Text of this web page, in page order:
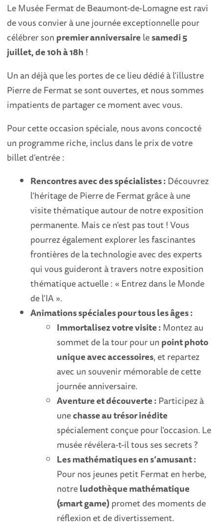
Le Musée Fermat de Beaumont-de-Lomagne est ravi
de vous convier à une journée exceptionnelle pour
célébrer son premier anniversaire lesamedi 5
juillet, de 10h à 18h !
Un an déjà que les portes de ce lieu dédié à l’illustre
Pierre de Fermat se sont ouvertes, et nous sommes
impatients de partager ce moment avec vous.
Pour cette occasion spéciale, nous avons concocté
un programme riche, inclus dans le prix de votre
billet d’entrée :
Rencontres avec des spécialistes : Découvrez
l’héritage de Pierre de Fermat grâce à une
visite thématique autour de notre exposition
permanente. Mais ce n’est pas tout ! Vous
pourrez également explorer les fascinantes
frontières de la technologie avec des experts
qui vous guideront à travers notre exposition
thématique actuelle : « Entrez dans le Monde
de l’IA ».
Animations spéciales pour tous les âges :
Immortalisez votre visite : Montez au
sommet de la tour pour un point photo
unique avec accessoires, et repartez
avec un souvenir mémorable de cette
journée anniversaire.
Aventure et découverte : Participez à
unechasse au trésor inédite
spécialement conçue pour l’occasion. Le
musée révélera-t-il tous ses secrets ?
Les mathématiques en s’amusant :
Pour nos jeunes petit Fermat en herbe,
notreludothèque mathématique
(smart game) promet des moments de
réflexion et de divertissement.